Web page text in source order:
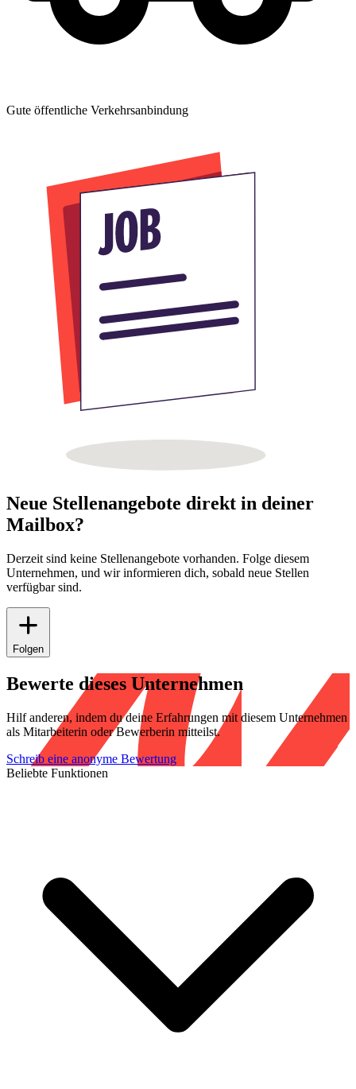
Gute öffentliche Verkehrsanbindung
Neue Stellenangebote direkt in deiner
Mailbox?
Derzeit sind keine Stellenangebote vorhanden. Folge diesem
Unternehmen, und wir informieren dich, sobald neue Stellen
verfügbar sind.
Folgen
Bewerte dieses Unternehmen
Hilf anderen, indem du deine Erfahrungen mit diesem Unternehmen
als Mitarbeiterin oder Bewerberin mitteilst.
Schreib eine anonyme Bewertung
Beliebte Funktionen